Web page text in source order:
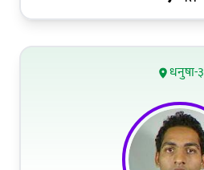
धनुषा-३